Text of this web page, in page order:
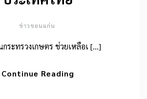
ข่าวขอนแก่น
กระทรวงเกษตร ช่วยเหลือเ […]
Continue Reading